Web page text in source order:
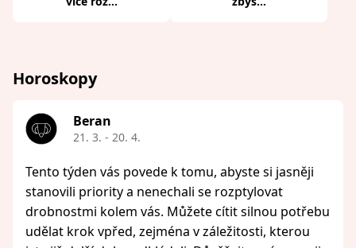
Horoskopy
Beran
21. 3. - 20. 4.
Tento týden vás povede k tomu, abyste si jasněji
stanovili priority a nenechali se rozptylovat
drobnostmi kolem vás. Můžete cítit silnou potřebu
udělat krok vpřed, zejména v záležitosti, kterou